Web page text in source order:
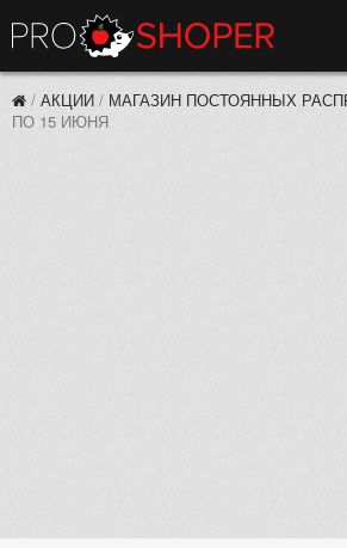
/ АКЦИИ / МАГАЗИН ПОСТОЯННЫХ
ПО 15 ИЮНЯ